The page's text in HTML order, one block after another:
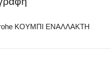
ΚΟΥΜΠΙ ΕΝΑΛΛΑΚΤΗ